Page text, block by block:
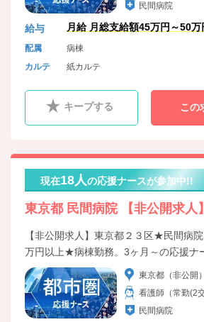
民間病院
給与
月給 月総支給額45万円～50万
含む）
配属
病棟
カルテ
紙カルテ
キープする この
現在18人の応援ナースが参加中!!
東京都 民間病院 【非公開求人】
【非公開求人】東京都２３区★民間病
万円以上★病棟勤務。3ヶ月～の応援ナ
東京都（非公開）
看護師（常勤(2交
民間病院